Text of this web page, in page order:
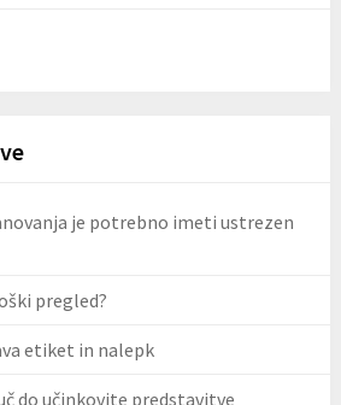
je potrebno imeti ustrezen
pregled?
etiket in nalepk
do učinkovite predstavitve